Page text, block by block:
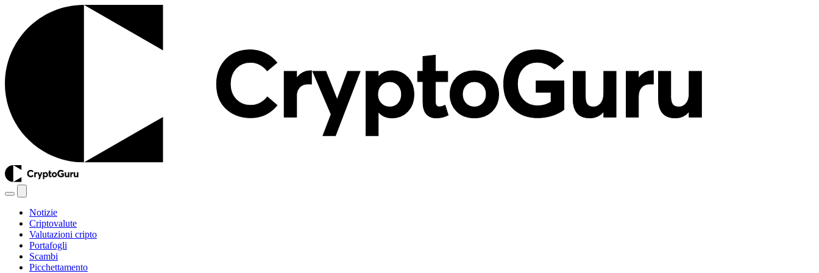
Notizie
Criptovalute
Valutazioni cripto
Portafogli
Scambi
Picchettamento